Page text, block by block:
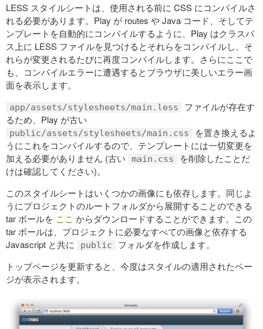
LESS スタイルシートは、使用される前に CSS にコンパイルさ
れる必要があります。Play が routes や Java コード、そしてテ
ンプレートを自動的にコンパイルするように、Play はクラスパ
ス上に LESS ファイルを見つけるとそれらをコンパイルし、そ
れらが変更されるたびに再度コンパイルします。さらにここで
も、コンパイルエラーに遭遇するとブラウザに美しいエラー画
面を表示します。
app/assets/stylesheets/main.less
ファイルが存在す
るため、Play が古い
public/assets/stylesheets/main.css
を置き換えるよ
うにこれをコンパイルするので、テンプレートには一切変更を
加える必要がありません (古い
main.css
を削除したことだ
けは確認してください)。
このスタイルシートはいくつかの画像にも依存します。同じよ
うにプロジェクトのルートフォルダから展開することのできる
tar ボールを ここ からダウンロードすることができます。この
tar ボールは、プロジェクトに必要なすべての画像と依存する
Javascript と共に
public
フォルダを作成します。
トップページを更新すると、今度はスタイルの適用されたペー
ジが表示されます。